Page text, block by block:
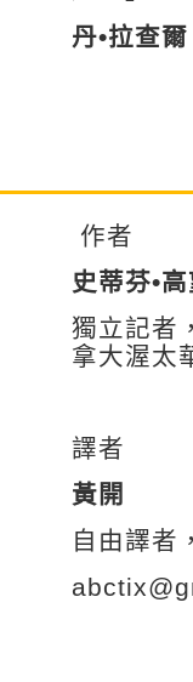
丹•拉查
作者
史蒂芬•
獨立記者
拿大渥太
譯者
黃開
自由譯者